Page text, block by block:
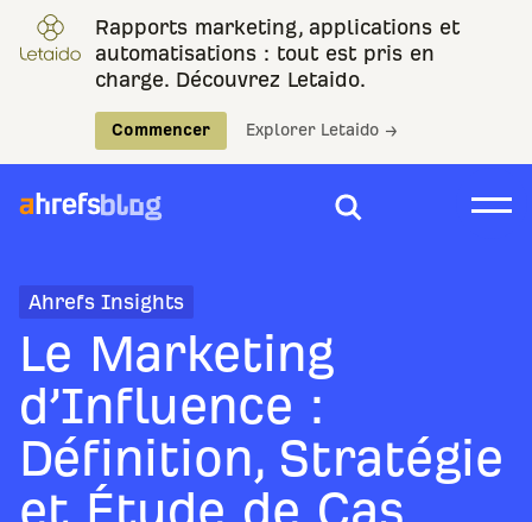
Rapports marketing, applications et
automatisations : tout est pris en
charge. Découvrez Letaido.
Commencer Explorer Letaido →
Ahrefs Insights
Le Marketing
d’Influence :
Définition, Stratégie
et Étude de Cas